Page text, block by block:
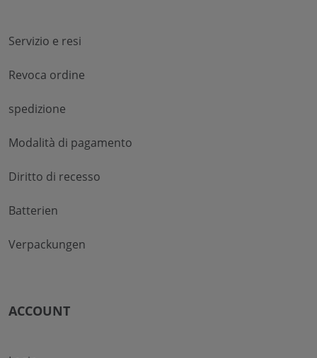
Servizio e resi
Revoca ordine
spedizione
Modalità di pagamento
Diritto di recesso
Batterien
Verpackungen
ACCOUNT